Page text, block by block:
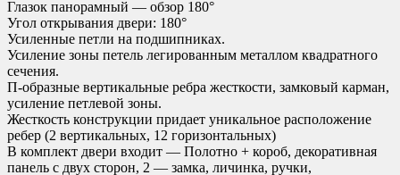
Глазок панорамный — обзор 180°
Угол открывания двери: 180°
Усиленные петли на подшипниках.
Усиление зоны петель легированным металлом квадратного
сечения.
П-образные вертикальные ребра жесткости, замковый карман,
усиление петлевой зоны.
Жесткость конструкции придает уникальное расположение
ребер (2 вертикальных, 12 горизонтальных)
В комплект двери входит — Полотно + короб, декоративная
панель с двух сторон, 2 — замка, личинка, ручки,